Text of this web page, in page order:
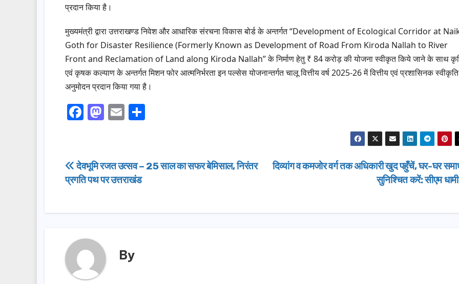
प्रदान किया है।
मुख्यमंत्री द्वारा उत्तराखण्ड निवेश और आधारिक संरचना विकास बोर्ड के अन्तर्गत “Development of Ecological Corridor at
Goth for Disaster Resilience (Formerly Known as Development of Road From Kiroda Nallah to River
Front and Reclamation of Land along Kiroda Nallah” के निर्माण हेतु ₹ 84 करोड़ की योजना स्वीकृत किये जाने के साथ
एवं कृषक कल्याण के अन्तर्गत मिशन फोर आत्मनिर्भरता इन पल्सेस योजनान्तर्गत चालू वित्तीय वर्ष 2025-26 में वित्तीय एवं प्रशासिनक
अनुमोदन प्रदान किया गया है।
F
e
b
o
M
o
d
n
E
e
Post
navigation
दिव्यांग व कमजोर वर्ग तक अधिकारी खुद पहुँचें, घर-घर
सुनिश्चित करें: सीएम धामी
देवभूमि रजत उत्सव – 25 साल का सफर बेमिसाल, निरंतर
प्रगति पथ पर उत्तराखंड
By
दिल्ली-देहरादून
से जुड़ी 12 किमी
ग्रीनफील्ड
डीएम ने किया
AUGUST 6, 2026